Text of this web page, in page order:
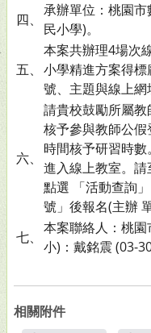
四、
承辦單位：桃園
民小學)。
五、
本案共辦理4場次
小學精進方案得
號、主題與線上網
六、
請貴校鼓勵所屬
核予參與教師公
時間核予研習時
進入線上教室。請
點選 「活動查詢
號」後報名(主辦
七、
本案聯絡人：桃
小)：戴銘震 (03-
相關附件